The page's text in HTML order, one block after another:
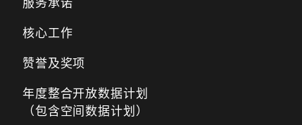
服务承诺
核心工作
赞誉及奖项
年度整合开放数据计划
（包含空间数据计划）